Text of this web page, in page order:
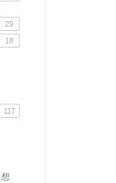
29
18
117